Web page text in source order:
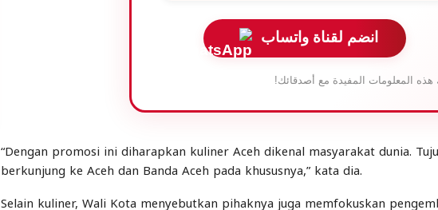
انضم لقناة واتساب
المعلومات المفيدة مع أصدقائك!
“Dengan promosi ini diharapkan kuliner Aceh dikenal masyarakat dunia.
berkunjung ke Aceh dan Banda Aceh pada khususnya,” kata dia.
Selain kuliner, Wali Kota menyebutkan pihaknya juga memfokuskan